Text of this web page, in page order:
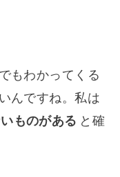
もわかってくる
んですね。私は
ものがある と確